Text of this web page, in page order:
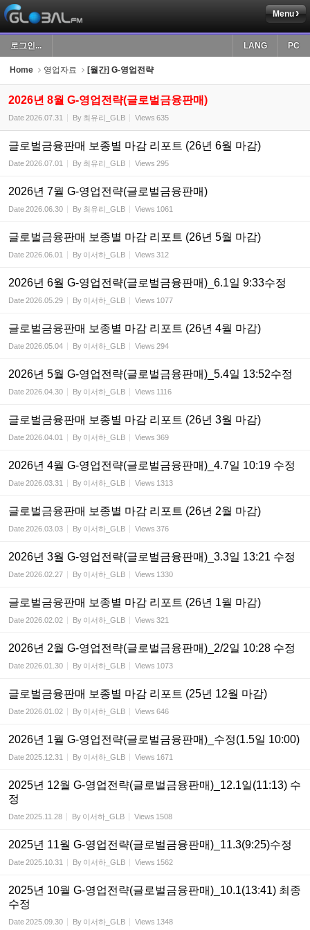
Menu
로그인... PC
LANG
Home 영업자료 [월간] G-영업전략
2026년 8월 G-영업전략(글로벌금융판매)
Date2026.07.31 By 최유리_GLB Views 635
글로벌금융판매 보종별 마감 리포트 (26년 6월 마감)
Date2026.07.01 By 최유리_GLB Views 295
2026년 7월 G-영업전략(글로벌금융판매)
Date2026.06.30 By 최유리_GLB Views 1061
글로벌금융판매 보종별 마감 리포트 (26년 5월 마감)
Date2026.06.01 By 이서하_GLB Views 312
2026년 6월 G-영업전략(글로벌금융판매)_6.1일 9:33수정
Date2026.05.29 By 이서하_GLB Views 1077
글로벌금융판매 보종별 마감 리포트 (26년 4월 마감)
Date2026.05.04 By 이서하_GLB Views 294
2026년 5월 G-영업전략(글로벌금융판매)_5.4일 13:52수정
Date2026.04.30 By 이서하_GLB Views 1116
글로벌금융판매 보종별 마감 리포트 (26년 3월 마감)
Date2026.04.01 By 이서하_GLB Views 369
2026년 4월 G-영업전략(글로벌금융판매)_4.7일 10:19 수정
Date2026.03.31 By 이서하_GLB Views 1313
글로벌금융판매 보종별 마감 리포트 (26년 2월 마감)
Date2026.03.03 By 이서하_GLB Views 376
2026년 3월 G-영업전략(글로벌금융판매)_3.3일 13:21 수정
Date2026.02.27 By 이서하_GLB Views 1330
글로벌금융판매 보종별 마감 리포트 (26년 1월 마감)
Date2026.02.02 By 이서하_GLB Views 321
2026년 2월 G-영업전략(글로벌금융판매)_2/2일 10:28 수정
Date2026.01.30 By 이서하_GLB Views 1073
글로벌금융판매 보종별 마감 리포트 (25년 12월 마감)
Date2026.01.02 By 이서하_GLB Views 646
2026년 1월 G-영업전략(글로벌금융판매)_수정(1.5일 10:00)
Date2025.12.31 By 이서하_GLB Views 1671
2025년 12월 G-영업전략(글로벌금융판매)_12.1일(11:13) 수
정
Date2025.11.28 By 이서하_GLB Views 1508
2025년 11월 G-영업전략(글로벌금융판매)_11.3(9:25)수정
Date2025.10.31 By 이서하_GLB Views 1562
2025년 10월 G-영업전략(글로벌금융판매)_10.1(13:41) 최종
수정
Date2025.09.30 By 이서하_GLB Views 1348
Sketchbook5, 스케치북5
Sketchbook5, 스케치북5